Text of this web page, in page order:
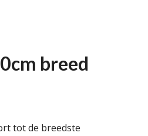
breed
tot de breedste